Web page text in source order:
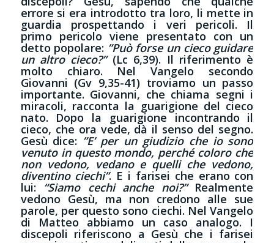
errore si era introdotto tra loro, li mette in
guardia prospettando i veri pericoli. Il
primo pericolo viene presentato con un
detto popolare: ”Può forse un cieco guidare
un altro cieco?”(Lc 6,39). Il riferimento è
molto chiaro. Nel Vangelo secondo
Giovanni (Gv 9,35-41) troviamo un passo
importante. Giovanni, che chiama segni i
miracoli, racconta la guarigione del cieco
nato. Dopo la guarigione incontrando il
cieco, che ora vede, dà il senso del segno.
Gesù dice: ”E’ per un giudizio che io sono
venuto in questo mondo, perché coloro che
non vedono, vedano e quelli che vedono,
diventino ciechi”. E i farisei che erano con
lui: “Siamo cechi anche noi?”Realmente
vedono Gesù, ma non credono alle sue
parole, per questo sono ciechi. Nel Vangelo
di Matteo abbiamo un caso analogo. I
discepoli riferiscono a Gesù che i farisei